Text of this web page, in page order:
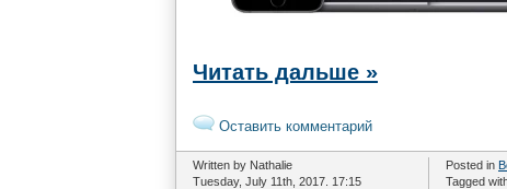
Читать дальше »
Оставить комментарий
Written by Nathalie
Tuesday, July 11th, 2017. 17:15
Posted in
Tagged